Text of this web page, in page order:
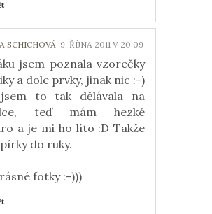
SCHICHOVÁ 9. ŘÍJNA 2011 V 20:09
jsem poznala vzorečky
a dole prvky, jinak nic :-)
to tak dělávala na
teď mám hezké
a je mi ho líto :D Takže
do ruky.
fotky :-)))